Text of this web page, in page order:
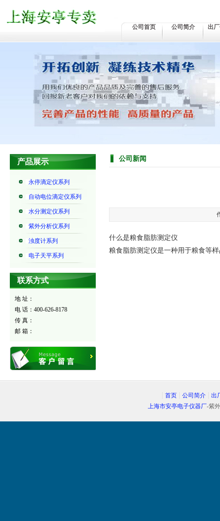
公司首页 公司简介 出
产品展示
永停滴定仪系列
自动电位滴定仪系列
水分测定仪系列
紫外分析仪系列
浊度计系列
电子天平系列
联系方式
地 址：
电 话：400-626-8178
传 真：
邮 箱：
公司新闻
什么是粮食脂肪测定仪
粮食脂肪测定仪是一种用于粮食等
首页 公司简介
出
上海市安亭电子仪器厂-紫